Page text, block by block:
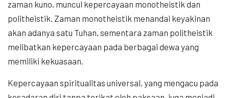
zaman kuno, muncul kepercayaan monotheistik dan
politheistik. Zaman monotheistik menandai keyakinan
akan adanya satu Tuhan, sementara zaman politheistik
melibatkan kepercayaan pada berbagai dewa yang
memiliki kekuasaan.
Kepercayaan spiritualitas universal, yang mengacu pada